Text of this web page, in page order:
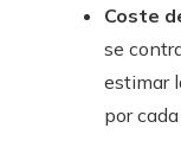
Coste
se
estimar
por